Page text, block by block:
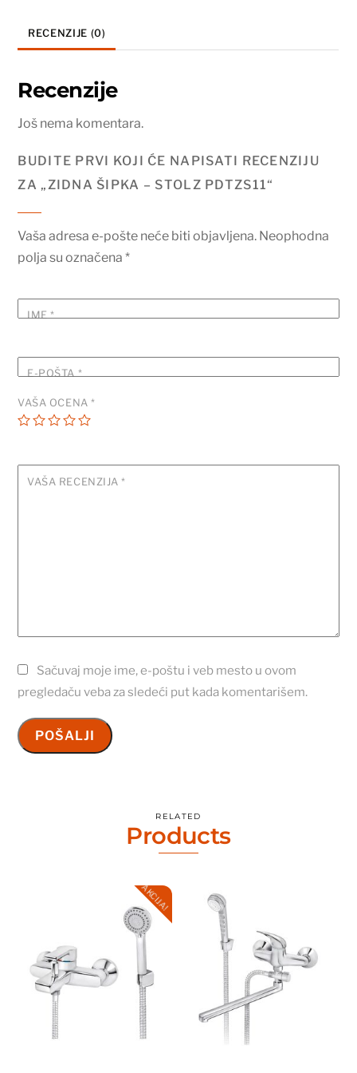
RECENZIJE (0)
Recenzije
Još nema komentara.
BUDITE PRVI KOJI ĆE NAPISATI RECENZIJU
ZA „ZIDNA ŠIPKA – STOLZ PDTZS11“
Vaša adresa e-pošte neće biti objavljena. Neophodna
polja su označena*
IME*
E-POŠTA *
VAŠA OCENA*
VAŠA RECENZIJA*
Sačuvaj moje ime, e-poštu i veb mesto u ovom
pregledaču veba za sledeći put kada komentarišem.
RELATED
Products
AKCIJA!